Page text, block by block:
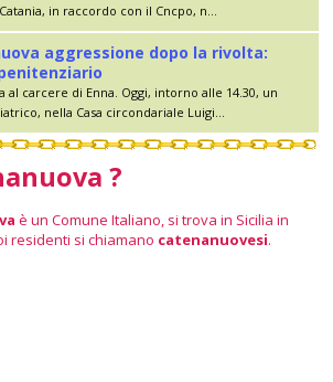
in raccordo con il Cncpo, n...
aggressione dopo la rivolta:
al carcere di Enna. Oggi, intorno alle 14.30, un
nella Casa circondariale Luigi...
?
è un Comune Italiano, si trova in Sicilia in
residenti si chiamano catenanuovesi.